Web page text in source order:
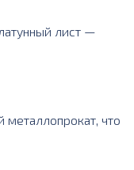
лист —
что